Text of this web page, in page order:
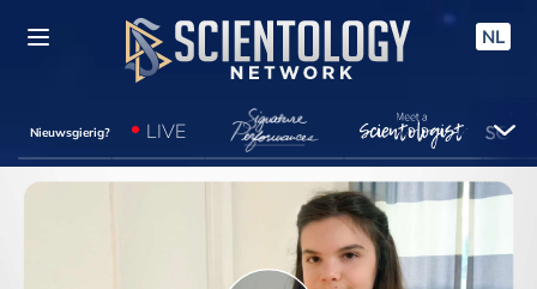
NL
Nieuwsgierig? LIVE